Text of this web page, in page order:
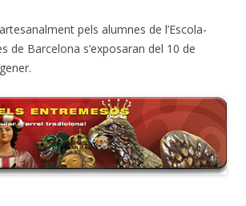
pels alumnes de l’Escola-
de Barcelona s’exposaran del 10 de